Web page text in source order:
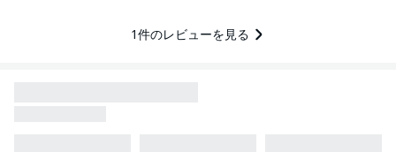
1件のレビューを見る